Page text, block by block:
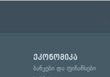
ეკონომიკა
ბანკები და ფინანსები